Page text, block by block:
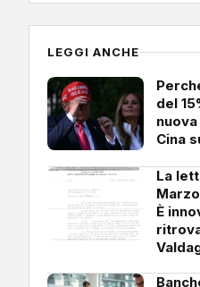
LEGGI ANCHE
del
Cina
La
È